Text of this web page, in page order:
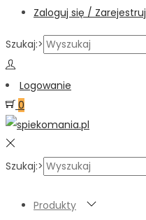
Zaloguj się / Zarejestruj
Szukaj:>
Logowanie
0
Szukaj:>
Produkty